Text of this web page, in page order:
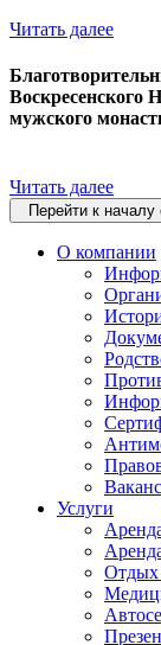
Читать далее
Воскресенского
мужского
Читать далее
Перейти к началу
О компании
Услуги
Отдых